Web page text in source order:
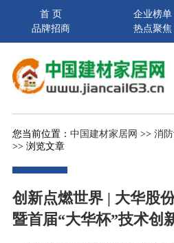
首 页 企业榜单
品牌招商
热点聚焦
您当前位置： 中国建材家居网 >> 消
>> 浏览文章
创新点燃世界 | 大华股
暨首届“大华杯”技术创